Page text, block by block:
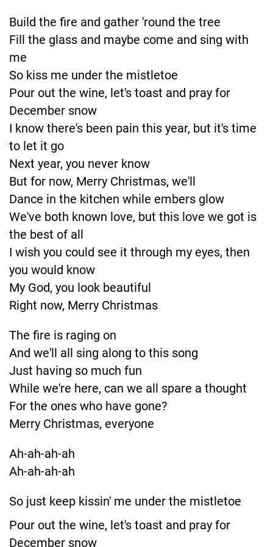
Build the fire and gather 'round the tree
Fill the glass and maybe come and sing with
me
So kiss me under the mistletoe
Pour out the wine, let's toast and pray for
December snow
I know there's been pain this year, but it's time
to let it go
Next year, you never know
But for now, Merry Christmas, we'll
Dance in the kitchen while embers glow
We've both known love, but this love we got is
the best of all
I wish you could see it through my eyes, then
you would know
My God, you look beautiful
Right now, Merry Christmas
The fire is raging on
And we'll all sing along to this song
Just having so much fun
While we're here, can we all spare a thought
For the ones who have gone?
Merry Christmas, everyone
Ah-ah-ah-ah
Ah-ah-ah-ah
So just keep kissin' me under the mistletoe
Pour out the wine, let's toast and pray for
December snow